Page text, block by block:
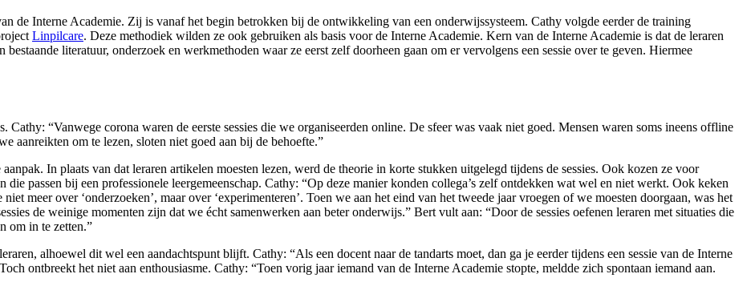
de Interne Academie. Zij is vanaf het begin betrokken bij de ontwikkeling van een onderwijssysteem. Cathy volgde eerder de training
Linpilcare. Deze methodiek wilden ze ook gebruiken als basis voor de Interne Academie. Kern van de Interne Academie is dat de leraren
literatuur, onderzoek en werkmethoden waar ze eerst zelf doorheen gaan om er vervolgens een sessie over te geven. Hiermee
Cathy: “Vanwege corona waren de eerste sessies die we organiseerden online. De sfeer was vaak niet goed. Mensen waren soms ineens offline
aanreikten om te lezen, sloten niet goed aan bij de behoefte.”
In plaats van dat leraren artikelen moesten lezen, werd de theorie in korte stukken uitgelegd tijdens de sessies. Ook kozen ze voor
passen bij een professionele leergemeenschap. Cathy: “Op deze manier konden collega’s zelf ontdekken wat wel en niet werkt. Ook keken
meer over ‘onderzoeken’, maar over ‘experimenteren’. Toen we aan het eind van het tweede jaar vroegen of we moesten doorgaan, was het
de weinige momenten zijn dat we écht samenwerken aan beter onderwijs.” Bert vult aan: “Door de sessies oefenen leraren met situaties die
om in te zetten.”
alhoewel dit wel een aandachtspunt blijft. Cathy: “Als een docent naar de tandarts moet, dan ga je eerder tijdens een sessie van de Interne
ontbreekt het niet aan enthousiasme. Cathy: “Toen vorig jaar iemand van de Interne Academie stopte, meldde zich spontaan iemand aan.